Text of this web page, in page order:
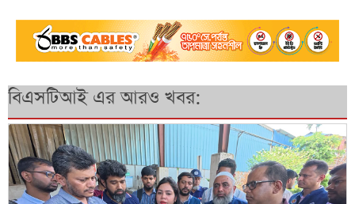
বিএসটিআই এর আরও খবর: